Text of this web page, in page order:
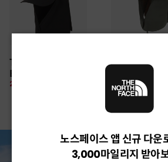
TNF LIGHT SHIELD
EX CAP
28%
CAMP
SHIELD HAT
67,500 원
10%
여름 탈출 원정대
뉴질랜드 & 제주도 여행권 증정 찬스
노스페이스 앱 신규 다운
3,000마일리지 받아